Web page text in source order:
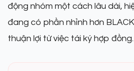
động nhóm một cách lâu dài,
đang có phần nhỉnh hơn
thuận lợi từ việc tái ký hợp đồng.